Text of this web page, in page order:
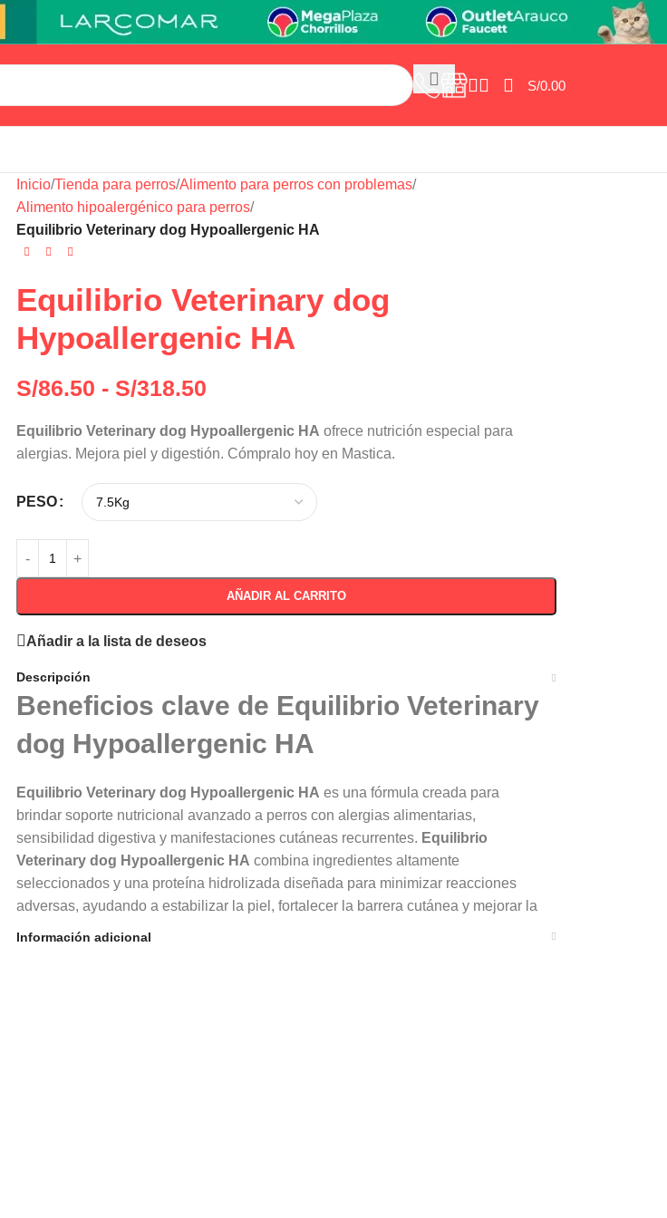
S/0.00
Inicio/Tienda para perros/Alimento para perros con problemas/
Alimento hipoalergénico para perros/
Equilibrio Veterinary dog Hypoallergenic HA
Equilibrio Veterinary dog
Hypoallergenic HA
S/86.50 - S/318.50
Equilibrio Veterinary dog Hypoallergenic HA ofrece nutrición especial para
alergias. Mejora piel y digestión. Cómpralo hoy en Mastica.
PESO
AÑADIR AL CARRITO
Añadir a la lista de deseos
Descripción
Beneficios clave de Equilibrio Veterinary
dog Hypoallergenic HA
Equilibrio Veterinary dog Hypoallergenic HA es una fórmula creada para
brindar soporte nutricional avanzado a perros con alergias alimentarias,
sensibilidad digestiva y manifestaciones cutáneas recurrentes. Equilibrio
Veterinary dog Hypoallergenic HA combina ingredientes altamente
seleccionados y una proteína hidrolizada diseñada para minimizar reacciones
adversas, ayudando a estabilizar la piel, fortalecer la barrera cutánea y mejorar la
tolerancia digestiva. Gracias a su composición especializada,
Información adicional